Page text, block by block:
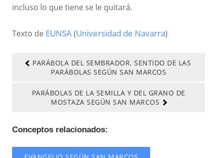
incluso lo que tiene se le quitará.
Texto de EUNSA(Universidad de Navarra)
PARÁBOLA DEL SEMBRADOR. SENTIDO DE LAS
PARÁBOLAS SEGÚN SAN MARCOS
PARÁBOLAS DE LA SEMILLA Y DEL GRANO DE
MOSTAZA SEGÚN SAN MARCOS
Conceptos relacionados: